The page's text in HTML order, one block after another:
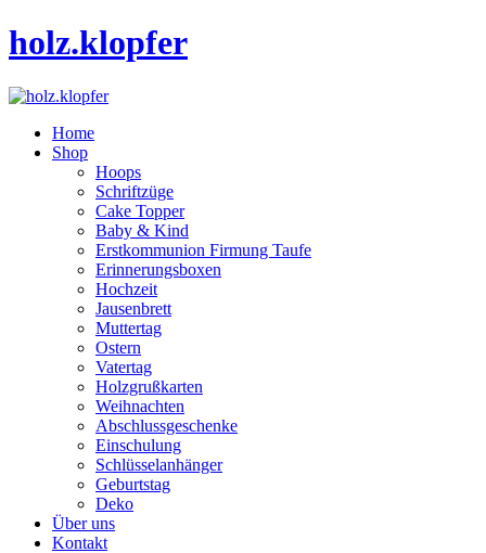
holz.klopfer
Home
Shop
Hoops
Schriftzüge
Cake Topper
Baby & Kind
Erstkommunion Firmung Taufe
Erinnerungsboxen
Hochzeit
Jausenbrett
Muttertag
Ostern
Vatertag
Holzgrußkarten
Weihnachten
Abschlussgeschenke
Einschulung
Schlüsselanhänger
Geburtstag
Deko
Über uns
Kontakt